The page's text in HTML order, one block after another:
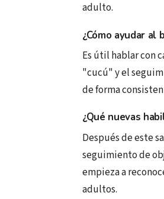
adulto.
¿Cómo ayudar
Es útil hablar con
"cucú" y el
de forma
¿Qué nuevas
Después de este
seguimiento de
empieza a
adultos.